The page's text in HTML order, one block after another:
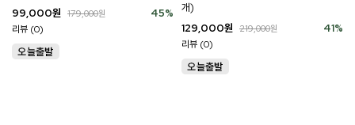
45%
99,000원 179,000원
리뷰 (0)
개)
41%
129,000원 219,000원
리뷰 (0)